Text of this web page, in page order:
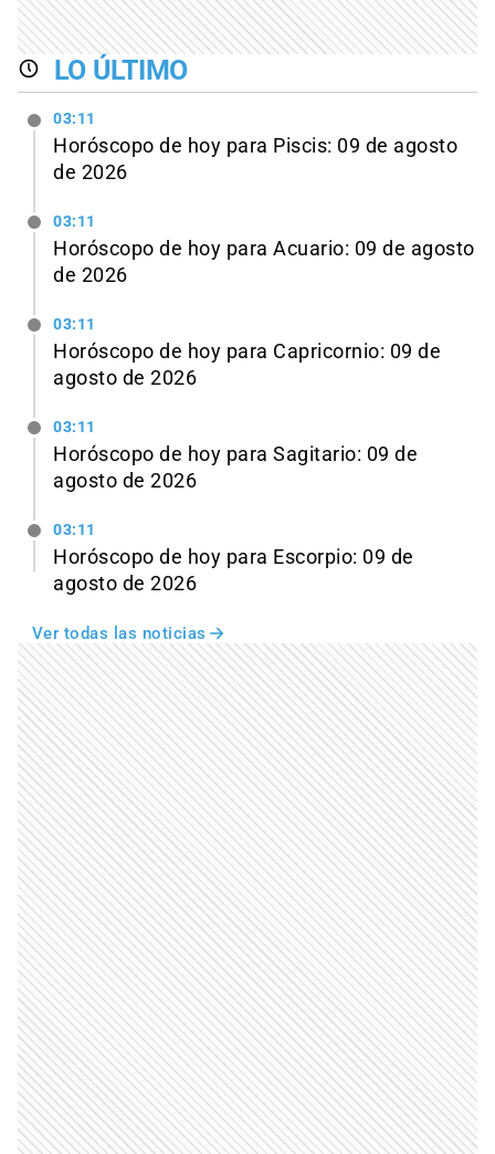
LO ÚLTIMO
03:11
Horóscopo de hoy para Piscis: 09 de agosto
de 2026
03:11
Horóscopo de hoy para Acuario: 09 de agosto
de 2026
03:11
Horóscopo de hoy para Capricornio: 09 de
agosto de 2026
03:11
Horóscopo de hoy para Sagitario: 09 de
agosto de 2026
03:11
Horóscopo de hoy para Escorpio: 09 de
agosto de 2026
Ver todas las noticias